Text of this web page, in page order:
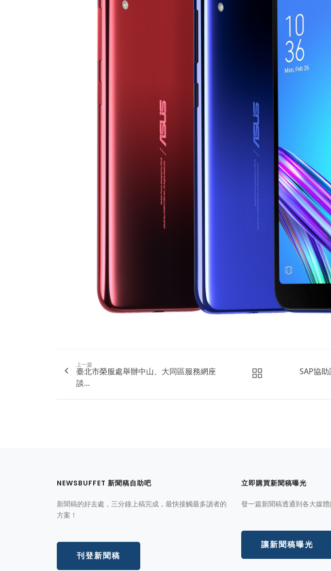
上一篇
臺北市榮服處舉辦中山、大同區服務網座
談...
SAP協
NEWSBUFFET 新聞稿自助吧
新聞稿的好去處，三分鐘上稿完成，最快接觸最多讀者的
方案！
刊登新聞稿
立即購買新聞稿曝光
發一篇新聞稿透通到各大媒
讓新聞稿曝光